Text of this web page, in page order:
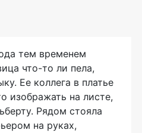
тем временем
что-то ли пела,
Ее коллега в платье
изображать на листе,
Рядом стояла
на руках,